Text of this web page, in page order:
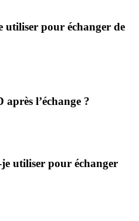
utiliser pour échanger de
l’échange ?
utiliser pour échanger